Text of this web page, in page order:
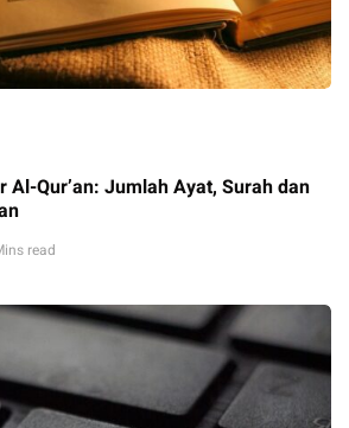
Qur’an: Jumlah Ayat, Surah dan
read